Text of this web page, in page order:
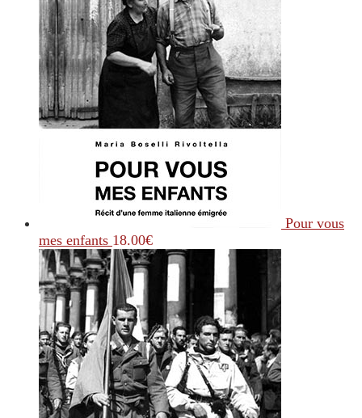
Pour vous
mes enfants 18.00€